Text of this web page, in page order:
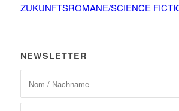
ZUKUNFTSROMANE/SCIENCE
NEWSLETTER